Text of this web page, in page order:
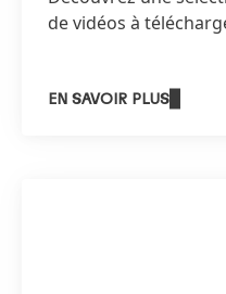
de vidéos à
EN SAVOIR PLUS